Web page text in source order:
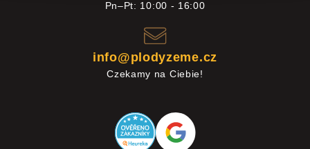
Pn–Pt: 10:00 - 16:00
info@plodyzeme.cz
Czekamy na Ciebie!